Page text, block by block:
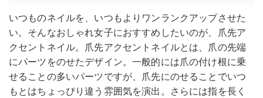
いつものネイルを、いつもよりワンランクアップさせた
い。そんなおしゃれ女子におすすめしたいのが、爪先ア
クセントネイル。爪先アクセントネイルとは、爪の先端
にパーツをのせたデザイン。一般的には爪の付け根に乗
せることの多いパーツですが、爪先にのせることでいつ
もとはちょっぴり違う雰囲気を演出。さらには指を長く